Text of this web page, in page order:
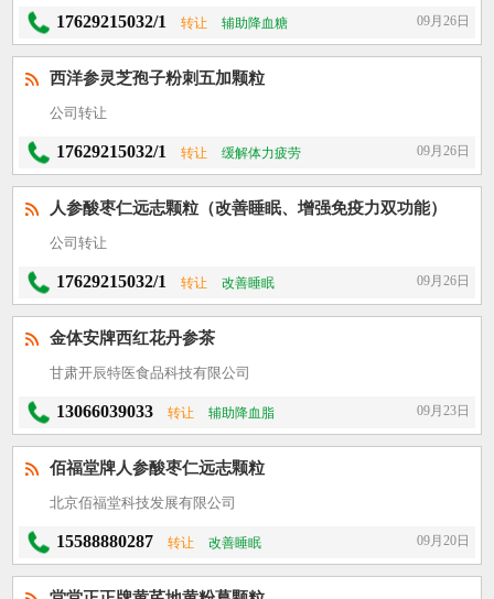
17629215032/1 转让 辅助降血糖 09月26日
西洋参灵芝孢子粉刺五加颗粒
公司转让
17629215032/1 转让 缓解体力疲劳 09月26日
人参酸枣仁远志颗粒（改善睡眠、增强免疫力双功能）
公司转让
17629215032/1 转让 改善睡眠 09月26日
金体安牌西红花丹参茶
甘肃开辰特医食品科技有限公司
13066039033 转让 辅助降血脂 09月23日
佰福堂牌人参酸枣仁远志颗粒
北京佰福堂科技发展有限公司
15588880287 转让 改善睡眠 09月20日